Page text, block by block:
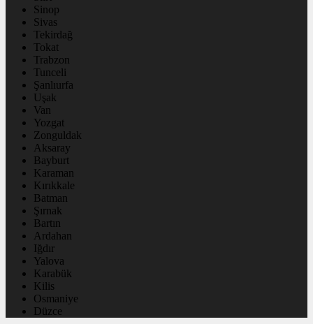
Sinop
Sivas
Tekirdağ
Tokat
Trabzon
Tunceli
Şanlıurfa
Uşak
Van
Yozgat
Zonguldak
Aksaray
Bayburt
Karaman
Kırıkkale
Batman
Şırnak
Bartın
Ardahan
Iğdır
Yalova
Karabük
Kilis
Osmaniye
Düzce